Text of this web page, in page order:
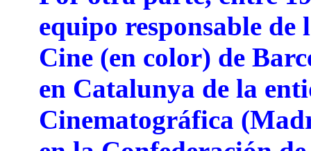
equipo responsable
Cine (en color) de
en Catalunya de la
Cinematográfica